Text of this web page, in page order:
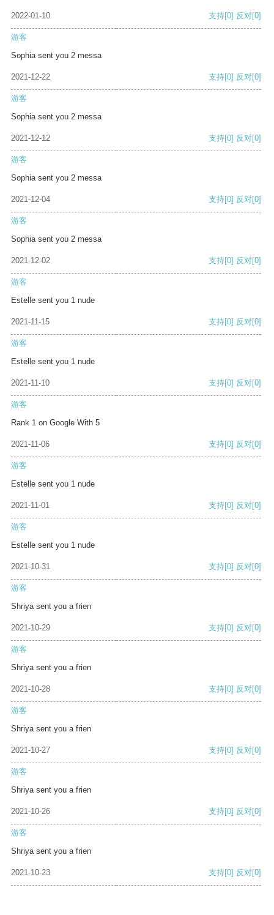
2022-01-10 支持[0] 反对[0]
游客
Sophia sent you 2 messa
2021-12-22 支持[0] 反对[0]
游客
Sophia sent you 2 messa
2021-12-12 支持[0] 反对[0]
游客
Sophia sent you 2 messa
2021-12-04 支持[0] 反对[0]
游客
Sophia sent you 2 messa
2021-12-02 支持[0] 反对[0]
游客
Estelle sent you 1 nude
2021-11-15 支持[0] 反对[0]
游客
Estelle sent you 1 nude
2021-11-10 支持[0] 反对[0]
游客
Rank 1 on Google With 5
2021-11-06 支持[0] 反对[0]
游客
Estelle sent you 1 nude
2021-11-01 支持[0] 反对[0]
游客
Estelle sent you 1 nude
2021-10-31 支持[0] 反对[0]
游客
Shriya sent you a frien
2021-10-29 支持[0] 反对[0]
游客
Shriya sent you a frien
2021-10-28 支持[0] 反对[0]
游客
Shriya sent you a frien
2021-10-27 支持[0] 反对[0]
游客
Shriya sent you a frien
2021-10-26 支持[0] 反对[0]
游客
Shriya sent you a frien
2021-10-23 支持[0] 反对[0]